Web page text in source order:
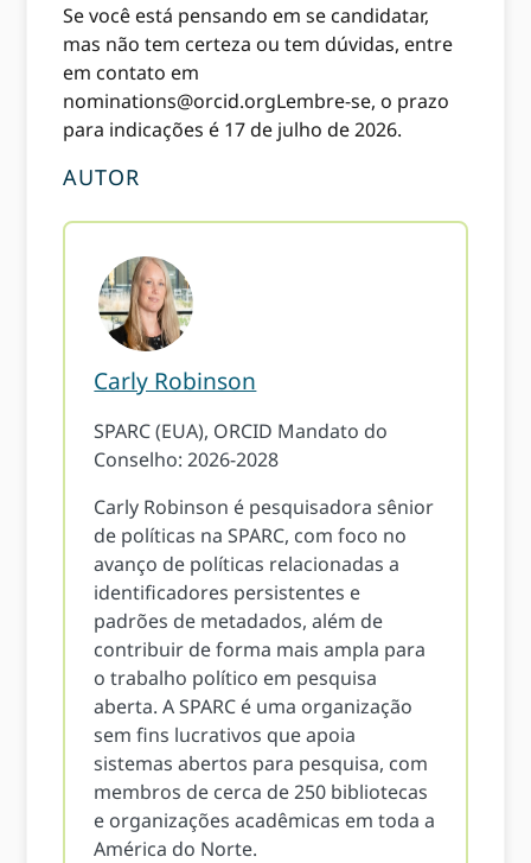
Se você está pensando em se candidatar,
mas não tem certeza ou tem dúvidas, entre
em contato em
nominations@orcid.orgLembre-se, o prazo
para indicações é 17 de julho de 2026.
AUTOR
Carly Robinson
SPARC (EUA), ORCID Mandato do
Conselho: 2026-2028
Carly Robinson é pesquisadora sênior
de políticas na SPARC, com foco no
avanço de políticas relacionadas a
identificadores persistentes e
padrões de metadados, além de
contribuir de forma mais ampla para
o trabalho político em pesquisa
aberta. A SPARC é uma organização
sem fins lucrativos que apoia
sistemas abertos para pesquisa, com
membros de cerca de 250 bibliotecas
e organizações acadêmicas em toda a
América do Norte.